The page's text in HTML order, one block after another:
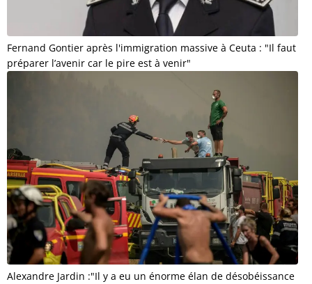
Fernand Gontier après l'immigration massive à Ceuta : "Il faut
préparer l’avenir car le pire est à venir"
Alexandre Jardin :"Il y a eu un énorme élan de désobéissance